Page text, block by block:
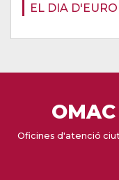
EL DIA
OMAC
Oficines d'atenció